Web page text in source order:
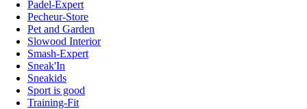
Padel-Expert
Pecheur-Store
Pet and Garden
Slowood Interior
Smash-Expert
Sneak'In
Sneakids
Sport is good
Training-Fit